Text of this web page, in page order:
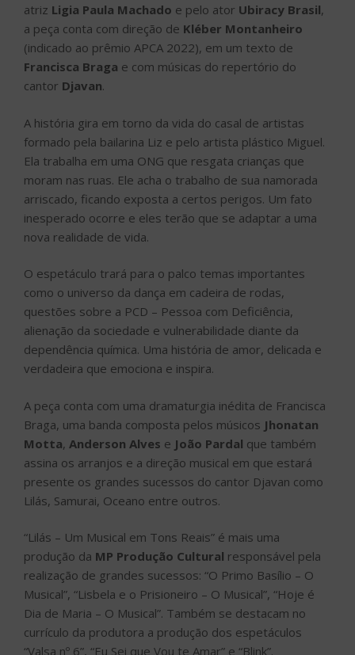
atriz Ligia Paula Machado e pelo ator Ubiracy Brasil,
a peça conta com direção de Kléber Montanheiro
(indicado ao prêmio APCA 2022), em um texto de
Francisca Braga e com músicas do repertório do
cantor Djavan.
A história gira em torno da vida do casal de artistas
formado pela bailarina Liz e pelo artista plástico Miguel.
Ela trabalha em uma ONG que resgata crianças que
moram nas ruas. Ele acha o trabalho de sua namorada
arriscado, ficando exposta a certos perigos. Um fato
inesperado ocorre e eles terão que se adaptar a uma
nova realidade de vida.
O espetáculo trará para o palco temas importantes
como o universo da dança em cadeira de rodas,
questões sobre a PCD – Pessoa com Deficiência,
alienação da sociedade e vulnerabilidade diante da
dependência química. Uma história de amor, delicada e
verdadeira que emociona e inspira.
A peça conta com uma dramaturgia inédita de Francisca
Braga, uma banda composta pelos músicos Jhonatan
Motta, Anderson Alves e João Pardal que também
assina os arranjos e a direção musical em que estará
presente os grandes sucessos do cantor Djavan como
Lilás, Samurai, Oceano entre outros.
“Lilás – Um Musical em Tons Reais” é mais uma
produção da MP Produção Cultural responsável pela
realização de grandes sucessos: “O Primo Basílio – O
Musical”, “Lisbela e o Prisioneiro – O Musical”, “Hoje é
Dia de Maria – O Musical”. Também se destacam no
currículo da produtora a produção dos espetáculos
“Valsa nº 6”, “Eu Sei que Vou te Amar” e “Blink”.